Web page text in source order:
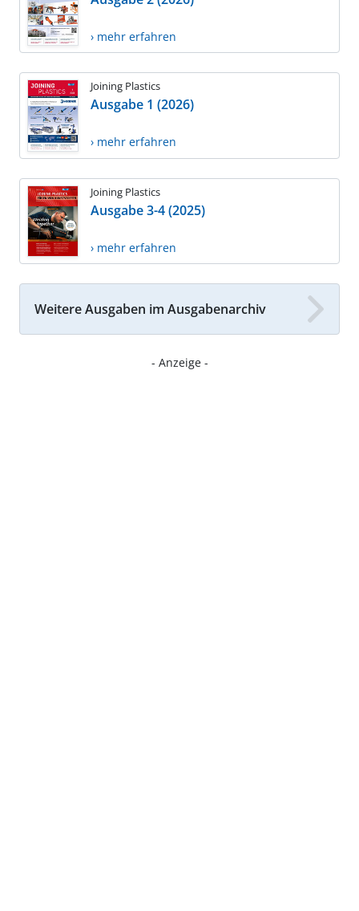
› mehr erfahren
Joining Plastics
Ausgabe 1 (2026)
› mehr erfahren
Joining Plastics
Ausgabe 3-4 (2025)
› mehr erfahren
Weitere Ausgaben im Ausgabenarchiv
- Anzeige -